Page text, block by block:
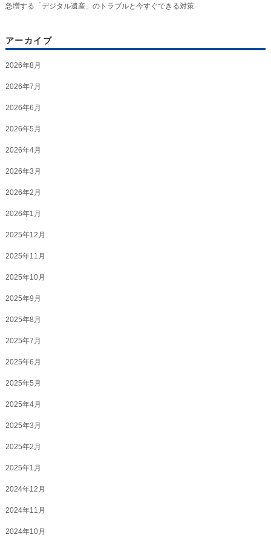
急増する「デジタル遺産」のトラブルと今すぐできる対策
アーカイブ
2026年8月
2026年7月
2026年6月
2026年5月
2026年4月
2026年3月
2026年2月
2026年1月
2025年12月
2025年11月
2025年10月
2025年9月
2025年8月
2025年7月
2025年6月
2025年5月
2025年4月
2025年3月
2025年2月
2025年1月
2024年12月
2024年11月
2024年10月